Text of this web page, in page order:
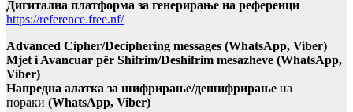
Дигитална платформа за генерирање на референци
https://reference.free.nf/
Advanced Cipher/Deciphering messages (WhatsApp, Viber)
Mjet i Avancuar për Shifrim/Deshifrim mesazheve (WhatsApp,
Viber)
Напредна алатка за шифрирање/дешифрирање на
пораки (WhatsApp, Viber)